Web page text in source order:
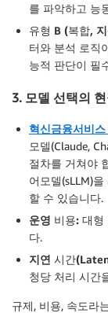
를 파악하고 능
유형 B (복합,
터와 분석 로직
능적 판단이 필
3. 모델 선택의
혁신금융서비스
모델(Claude,
절차를 거쳐야
어모델(sLLM)
할 수 있습니다.
운영 비용: 대형
다.
지연 시간
청당 처리 시간
규제, 비용, 속도라